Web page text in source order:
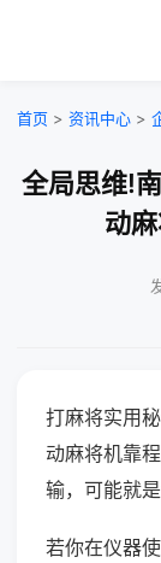
首页 > 资讯中心 >
全局思维!
动
打麻将实用
动麻将机靠
输，可能就
若你在仪器